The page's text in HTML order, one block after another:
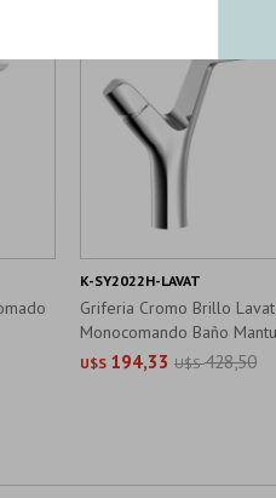
Griferia Cromo Brillo
Monocomando Baño
U$S 194,33 U$S 428,50
K-SY2022H-LAVAT